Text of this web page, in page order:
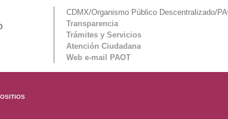
CDMX/Organismo Público Descentralizado/
Transparencia
Trámites y Servicios
Atención Ciudadana
Web e-mail PAOT